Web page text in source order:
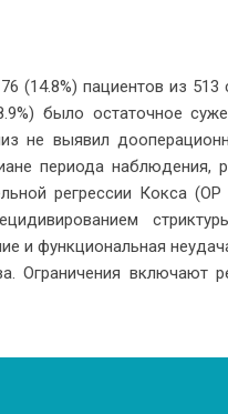
(14.8%) пациентов из 513
было остаточное
не выявил
периода наблюдения,
регрессии Кокса
и функциональная
включают